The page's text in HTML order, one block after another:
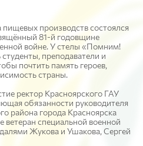
производств состоялся
81-й годовщине
войне. У стелы «Помним!
преподаватели и
почтить память героев,
страны.
ректор Красноярского ГАУ
обязанности руководителя
района города Красноярска
ветеран специальной военной
Жукова и Ушакова, Сергей